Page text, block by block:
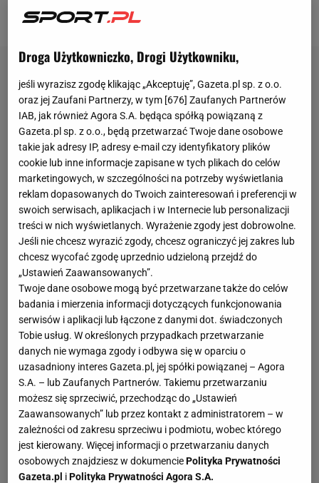
napojów.
Droga Użytkowniczko, Drogi Użytkowniku,
jeśli wyrazisz zgodę klikając „Akceptuję”, Gazeta.pl sp. z o.o.
oraz jej Zaufani Partnerzy, w tym [676] Zaufanych Partnerów
IAB, jak również Agora S.A. będąca spółką powiązaną z
Gazeta.pl sp. z o.o., będą przetwarzać Twoje dane osobowe
takie jak adresy IP, adresy e-mail czy identyfikatory plików
cookie lub inne informacje zapisane w tych plikach do celów
marketingowych, w szczególności na potrzeby wyświetlania
reklam dopasowanych do Twoich zainteresowań i preferencji w
swoich serwisach, aplikacjach i w Internecie lub personalizacji
treści w nich wyświetlanych. Wyrażenie zgody jest dobrowolne.
Jeśli nie chcesz wyrazić zgody, chcesz ograniczyć jej zakres lub
chcesz wycofać zgodę uprzednio udzieloną przejdź do
„Ustawień Zaawansowanych”.
Twoje dane osobowe mogą być przetwarzane także do celów
badania i mierzenia informacji dotyczących funkcjonowania
serwisów i aplikacji lub łączone z danymi dot. świadczonych
Tobie usług. W określonych przypadkach przetwarzanie
danych nie wymaga zgody i odbywa się w oparciu o
uzasadniony interes Gazeta.pl, jej spółki powiązanej – Agora
S.A. – lub Zaufanych Partnerów. Takiemu przetwarzaniu
możesz się sprzeciwić, przechodząc do „Ustawień
Zaawansowanych” lub przez kontakt z administratorem – w
zależności od zakresu sprzeciwu i podmiotu, wobec którego
jest kierowany. Więcej informacji o przetwarzaniu danych
osobowych znajdziesz w dokumenciePolityka Prywatności
Gazeta.pl iPolityka Prywatności Agora S.A.